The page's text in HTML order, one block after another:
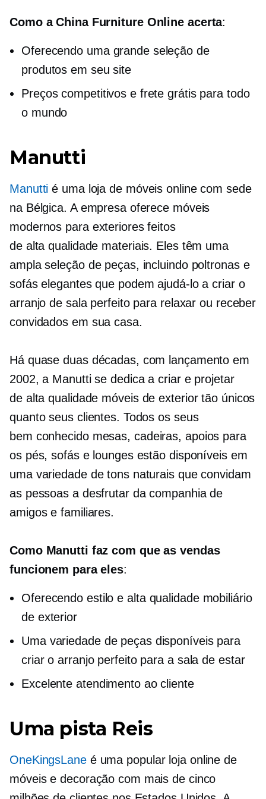
Como a China Furniture Online acerta:
Oferecendo uma grande seleção de
produtos em seu site
Preços competitivos e frete grátis para todo
o mundo
Manutti
Manutti é uma loja de móveis online com sede
na Bélgica. A empresa oferece móveis
modernos para exteriores feitos
de alta qualidade materiais. Eles têm uma
ampla seleção de peças, incluindo poltronas e
sofás elegantes que podem ajudá-lo a criar o
arranjo de sala perfeito para relaxar ou receber
convidados em sua casa.
Há quase duas décadas, com lançamento em
2002, a Manutti se dedica a criar e projetar
de alta qualidade móveis de exterior tão únicos
quanto seus clientes. Todos os seus
bem conhecidomesas, cadeiras, apoios para
os pés, sofás e lounges estão disponíveis em
uma variedade de tons naturais que convidam
as pessoas a desfrutar da companhia de
amigos e familiares.
Como Manutti faz com que as vendas
funcionem para eles:
Oferecendo estilo e alta qualidademobiliário
de exterior
Uma variedade de peças disponíveis para
criar o arranjo perfeito para a sala de estar
Excelente atendimento ao cliente
Uma pista Reis
OneKingsLaneé uma popular loja online de
móveis e decoração com mais de cinco